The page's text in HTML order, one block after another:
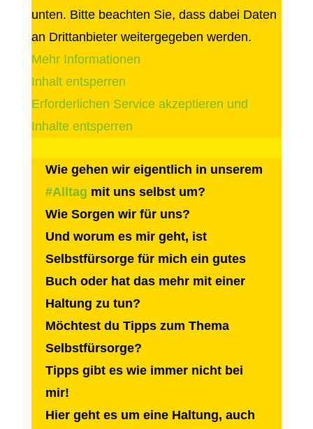
unten. Bitte beachten Sie, dass dabei Daten
an Drittanbieter weitergegeben werden.
Mehr Informationen
Inhalt entsperren
Erforderlichen Service akzeptieren und
Inhalte entsperren
Wie gehen wir eigentlich in unserem
#Alltag mit uns selbst um?
Wie Sorgen wir für uns?
Und worum es mir geht, ist
Selbstfürsorge für mich ein gutes
Buch oder hat das mehr mit einer
Haltung zu tun?
Möchtest du Tipps zum Thema
Selbstfürsorge?
Tipps gibt es wie immer nicht bei
mir!
Hier geht es um eine Haltung, auch